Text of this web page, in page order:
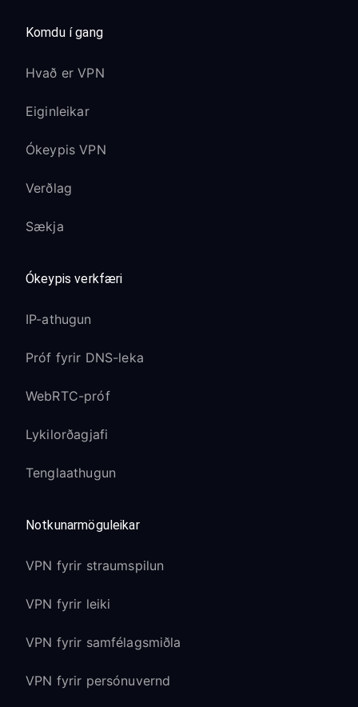
Komdu í gang
Hvað er VPN
Eiginleikar
Ókeypis VPN
Verðlag
Sækja
Ókeypis verkfæri
IP-athugun
Próf fyrir DNS-leka
WebRTC-próf
Lykilorðagjafi
Tenglaathugun
Notkunarmöguleikar
VPN fyrir straumspilun
VPN fyrir leiki
VPN fyrir samfélagsmiðla
VPN fyrir persónuvernd